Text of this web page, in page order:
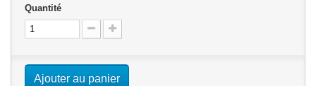
Quantité
Ajouter au panier